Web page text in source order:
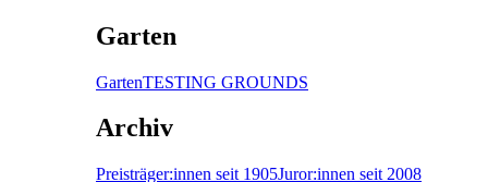
Garten
GartenTESTING GROUNDS
Archiv
Preisträger:innen seit 1905Juror:innen seit 2008